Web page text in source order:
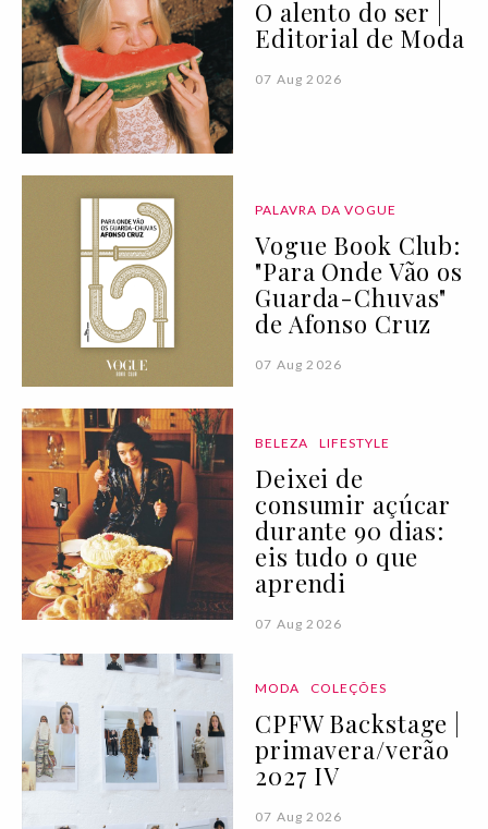
O alento do ser |
Editorial de Moda
07 Aug 2026
PALAVRA DA VOGUE
Vogue Book Club:
"Para Onde Vão os
Guarda-Chuvas"
de Afonso Cruz
07 Aug 2026
BELEZA LIFESTYLE
Deixei de
consumir açúcar
durante 90 dias:
eis tudo o que
aprendi
07 Aug 2026
MODA COLEÇÕES
CPFW Backstage |
primavera/verão
2027 IV
07 Aug 2026